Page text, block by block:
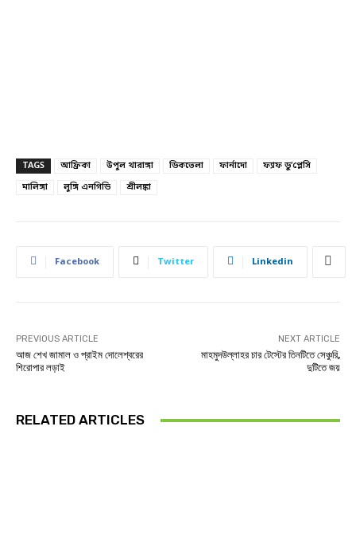
TAGS আফ্রিকা উপুল থারাঙ্গা ডিকভেলা ফার্নাদো
ফ্যাফ ডু’প্লেসি
মালিঙ্গা
লুঙ্গি এনগিডি শ্রীলঙ্কা
Facebook Twitter Linkedin
PREVIOUS ARTICLE
আজ শেখ জামাল ও প্রাইম দোলেশ্বরের
শিরোপার লড়াই
NEXT ARTICLE
মাহমুদউল্লাহর চার টেস্টের তিনটিতে সেঞ্চুরি,
দুটিতে জয়
RELATED ARTICLES